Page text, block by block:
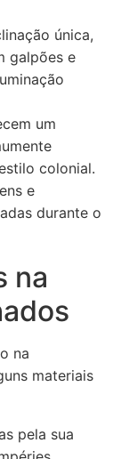
única,
galpões e
um
colonial.
e
durante o
na
na
materiais
pela sua